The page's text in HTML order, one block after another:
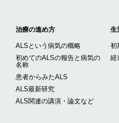
治療の進め方
ALSという病気の概略
初めてのALSの報告と病気の
名称
患者からみたALS
ALS最新研究
ALS関連の講演・論文など
生
初
経